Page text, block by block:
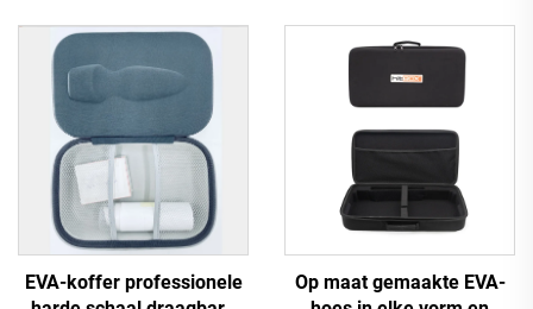
met harde schaal
batterijorganisator en
opbergdoos, OEM-
draagkoffer voor EVA-AA-
batterijbank en
gereedschapskoffer
EVA-koffer professionele
Op maat gemaakte EVA-